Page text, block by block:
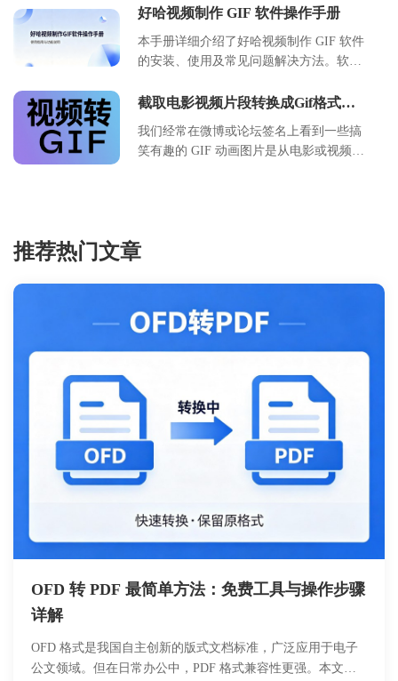
好哈视频制作 GIF 软件操作手册
本手册详细介绍了好哈视频制作 GIF 软件
的安装、使用及常见问题解决方法。软件
及多种编辑功能，适用于社交媒体分享及
心操作，包括导入素材、调整参数、导出
文件等步骤。文档涵盖了系统要求、功能
截取电影视频片段转换成Gif格式动
画图片的工具软件 (AVI/MKV/MP4)
我们经常在微博或论坛签名上看到一些搞
笑有趣的 GIF 动画图片是从电影或视频中
推荐热门文章
OFD 转 PDF 最简单方法：免费工具与操作步骤
详解
OFD 格式是我国自主创新的版式文档标准，广泛应用于电子
公文领域。但在日常办公中，PDF 格式兼容性更强。本文介